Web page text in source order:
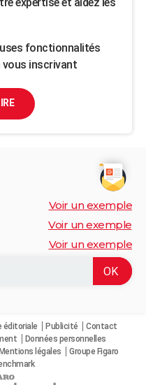
fonctionnalités
vous inscrivant
Voir un exemple
Voir un exemple
Voir un exemple
éditoriale Publicité
Contact
Données personnelles
Mentions légales
Groupe Figaro